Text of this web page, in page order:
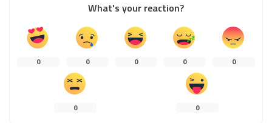
What's your reaction?
0 0 0 0 0
0 0